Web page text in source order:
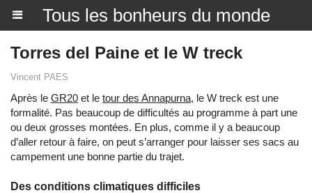
Tous les bonheurs du monde
Torres del Paine et le W treck
Vincent PAES
Après le GR20 et le tour des Annapurna, le W treck est une
formalité. Pas beaucoup de difficultés au programme à part une
ou deux grosses montées. En plus, comme il y a beaucoup
d’aller retour à faire, on peut s’arranger pour laisser ses sacs au
campement une bonne partie du trajet.
Des conditions climatiques difficiles